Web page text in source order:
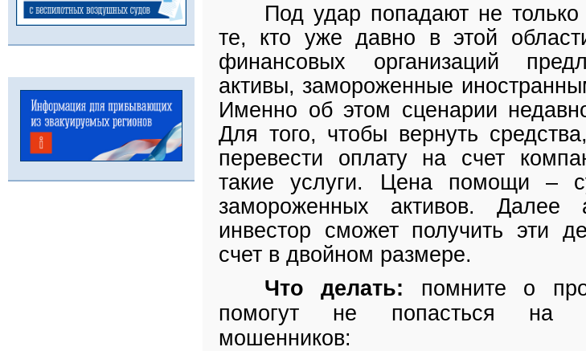
Под удар попадают не
те, кто уже давно в этой
финансовых организаций
активы, замороженные
Именно об этом сценарии
Для того, чтобы вернуть
перевести оплату на счет
такие услуги. Цена помощи –
замороженных активов. Далее
инвестор сможет получить эти
счет в двойном размере.
Что делать: помните о
помогут не попасться на
мошенников: